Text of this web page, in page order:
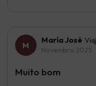
María José
Novembro 2025
Muito bom